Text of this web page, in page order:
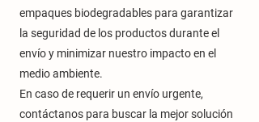
empaques biodegradables para garantizar
la seguridad de los productos durante el
envío y minimizar nuestro impacto en el
medio ambiente.
En caso de requerir un envío urgente,
contáctanos para buscar la mejor solución